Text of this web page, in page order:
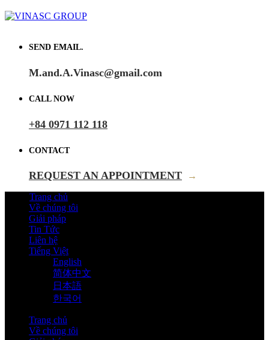
SEND EMAIL.
M.and.A.Vinasc@gmail.com
CALL NOW
+84 0971 112 118
CONTACT
REQUEST AN APPOINTMENT →
Trang chủ
Về chúng tôi
Giải pháp
Tin Tức
Liên hệ
Tiếng Việt
English
简体中文
日本語
한국어
Trang chủ
Về chúng tôi